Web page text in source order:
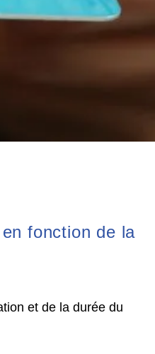
fonction de la
et de la durée du